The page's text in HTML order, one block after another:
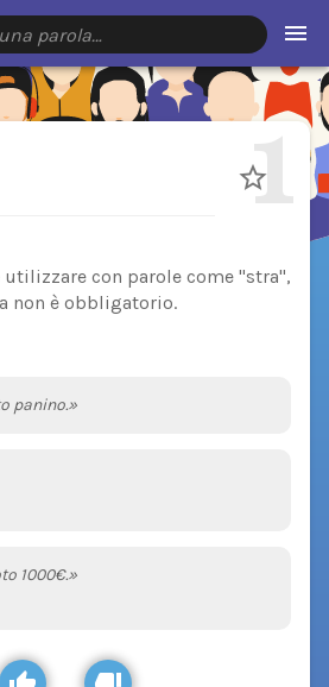
parola…
1
utilizzare con parole come "stra",
non è obbligatorio.
panino.»
1000€.»